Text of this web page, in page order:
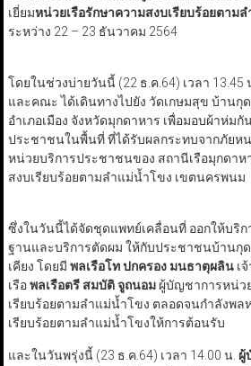
เยี่ยมหน่วยเรือรักษาความสงบเรียบร้อยตาม
ระหว่าง 22 – 23 ธันวาคม 2564
โดยในช่วงบ่ายวันนี้ (22 ธ.ค.64) เวลา 13.45
และคณะ ได้เดินทางไปยัง วัดเกษมสุข บ้านกุ
อำเภอเมือง จังหวัดมุกดาหาร เพื่อมอบผ้าห่ม
ประชาชนในพื้นที่ ที่ได้รับผลกระทบจากภัยหน
หน่วยบริการประชาชนของ สถานีเรือมุกดาห
สงบเรียบร้อยตามลำแม่น้ำโขง เขตนครพนม
ซึ่งในวันนี้ได้จัดชุดแพทย์เคลื่อนที่ ออกให้บริ
ฐานและบริการตัดผม ให้กับประชาชนบ้านกุ
เคียง โดยมี พลเรือโท ปกครอง มนธาตุผลิน เ
เรือพลเรือตรี สมบัติ จูถนอม ผู้บัญชาการหน่ว
เรียบร้อยตามลำแม่น้ำโขง ตลอดจนกำลังพล
เรียบร้อยตามลำแม่น้ำโขงให้การต้อนรับ
และในวันพรุ่งนี้ (23 ธ.ค.64) เวลา 14.00 น. ผู้